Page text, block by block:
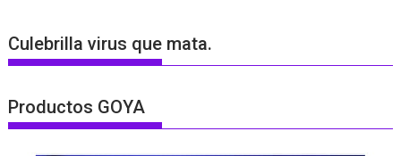
Culebrilla virus que mata.
Productos GOYA